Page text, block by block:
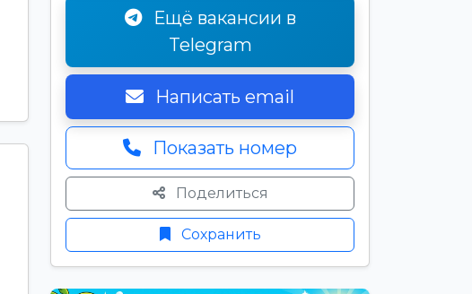
Ещё вакансии в
Telegram
Написать email
Показать номер
Поделиться
Сохранить